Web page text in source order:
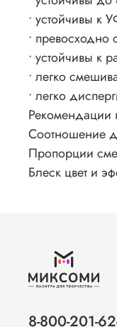
• устойчивы к
• превосходно
• устойчивы к
• легко
• легко
Соотношение
Пропорции
Блеск цвет и
8-800-201-